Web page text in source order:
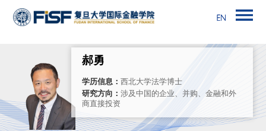
郝勇
学历信息： 西北大学法学博士
研究方向： 涉及中国的企业、并购、金融和外
商直接投资